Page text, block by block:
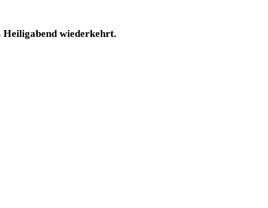
Heiligabend wiederkehrt.